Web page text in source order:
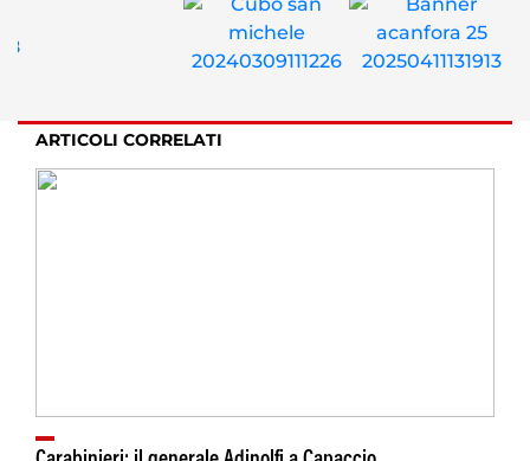
ARTICOLI CORRELATI